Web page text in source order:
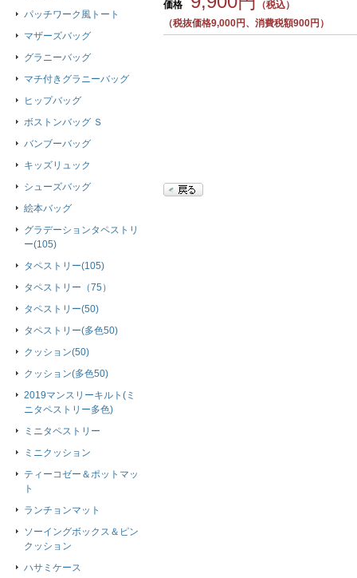
価格
（税込）
（税抜価格9,000円、消費税額900円）
パッチワーク風トート
マザーズバッグ
グラニーバッグ
マチ付きグラニーバッグ
ヒップバッグ
ボストンバッグ Ｓ
バンブーバッグ
キッズリュック
シューズバッグ
絵本バッグ
グラデーションタペストリ
ー(105)
タペストリー(105)
タペストリー（75）
タペストリー(50)
タペストリー(多色50)
クッション(50)
クッション(多色50)
2019マンスリーキルト(ミ
ニタペストリー多色)
ミニタペストリー
ミニクッション
ティーコゼー＆ポットマッ
ト
ランチョンマット
ソーイングボックス＆ピン
クッション
ハサミケース